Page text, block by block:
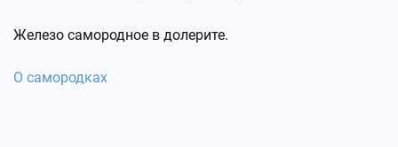
Железо самородное в долерите.
О самородках